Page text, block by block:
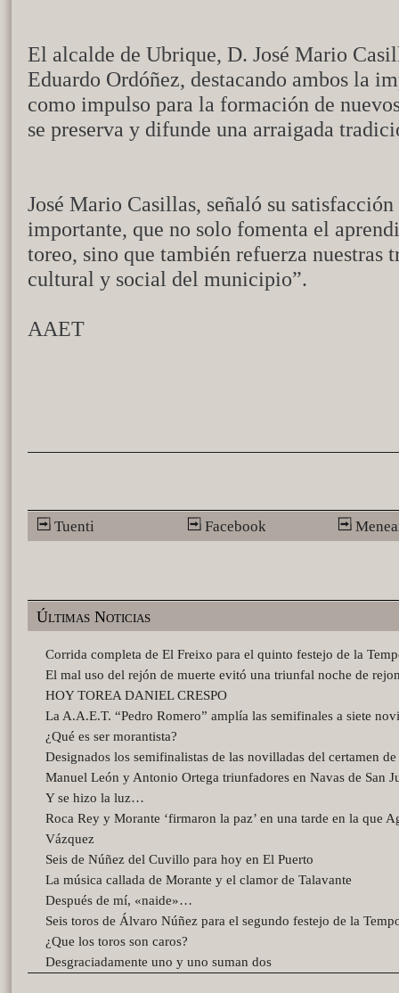
El alcalde de Ubrique, D. José Mario
Eduardo Ordóñez, destacando ambos la
como impulso para la formación de
se preserva y difunde una arraigada
José Mario Casillas, señaló su
importante, que no solo fomenta el
toreo, sino que también refuerza
cultural y social del municipio”.
AAET
Tuenti Facebook
Últimas Noticias
Corrida completa de El Freixo para el quinto festejo de la
El mal uso del rejón de muerte evitó una triunfal noche de
HOY TOREA DANIEL CRESPO
La A.A.E.T. “Pedro Romero” amplía las semifinales a siete
¿Qué es ser morantista?
Designados los semifinalistas de las novilladas del certamen
Manuel León y Antonio Ortega triunfadores en Navas de San
Y se hizo la luz…
Roca Rey y Morante ‘firmaron la paz’ en una tarde en la que
Vázquez
Seis de Núñez del Cuvillo para hoy en El Puerto
La música callada de Morante y el clamor de Talavante
Después de mí, «naide»…
Seis toros de Álvaro Núñez para el segundo festejo de la
¿Que los toros son caros?
Desgraciadamente uno y uno suman dos